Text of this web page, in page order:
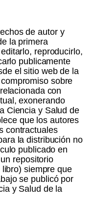
de autor y
la primera
reproducirlo,
publicamente
el sitio web de la
sobre
con
exonerando
Ciencia y Salud de
que los autores
contractuales
la distribución no
publicado en
repositorio
siempre que
se publicó por
y Salud de la